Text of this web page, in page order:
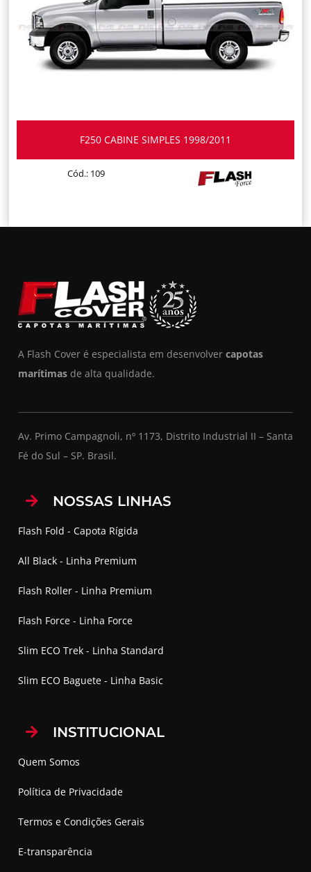
F250 CABINE SIMPLES 1998/2011
Cód.: 109
A Flash Cover é especialista em desenvolver capotas
marítimas de alta qualidade.
Av. Primo Campagnoli, nº 1173, Distrito Industrial II – Santa
Fé do Sul – SP. Brasil.
NOSSAS LINHAS
Flash Fold - Capota Rígida
All Black - Linha Premium
Flash Roller - Linha Premium
Flash Force - Linha Force
Slim ECO Trek - Linha Standard
Slim ECO Baguete - Linha Basic
INSTITUCIONAL
Quem Somos
Política de Privacidade
Termos e Condições Gerais
E-transparência